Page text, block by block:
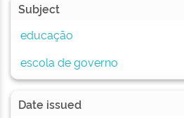
Subject
educação
escola de governo
Date issued